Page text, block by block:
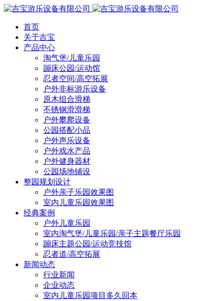
首页
关于吉宝
产品中心
淘气堡/儿童乐园
蹦床公园/运动馆
忍者空间/高空拓展
户外非标游乐设备
原木组合滑梯
不锈钢滑滑梯
户外攀爬设备
公园搭配小品
户外声乐设备
户外戏水产品
户外健身器材
公园场地铺设
整园规划设计
户外亲子乐园效果图
室内儿童乐园效果图
经典案例
户外儿童乐园
室内淘气堡/儿童乐园/亲子主题餐厅乐园
蹦床主题公园/运动竞技馆
忍者道/高空拓展
新闻动态
行业新闻
企业动态
室内儿童乐园项目多久回本